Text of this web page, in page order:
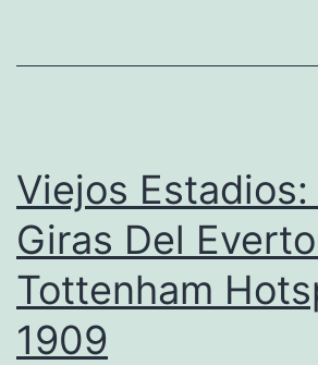
Viejos Estadios:
Giras Del
Tottenham
1909